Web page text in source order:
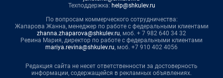
Техподдержка: help@shkulev.ru
По вопросам коммерческого сотрудничества:
Жапарова Жанна, менеджер по работе с федеральными клиентами
zhanna.zhaparova@shkulev.ru, моб. + 7 982 640 34 32
Ревина Мария, директор по работе с федеральными клиентами
mariya.revina@shkulev.ru, моб. +7 910 402 4056
Редакция сайта не несет ответственности за достоверность
информации, содержащейся в рекламных объявлениях.